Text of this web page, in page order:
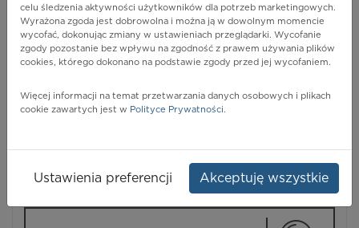
POKAŻ FILTRY
Pharmindex
celu śledzenia aktywności użytkowników dla potrzeb marketingowych.
Wyrażona zgoda jest dobrowolna i można ją w dowolnym momencie
wycofać, dokonując zmiany w ustawieniach przeglądarki. Wycofanie
zgody pozostanie bez wpływu na zgodność z prawem używania plików
cookies, którego dokonano na podstawie zgody przed jej wycofaniem.
Więcej informacji na temat przetwarzania danych osobowych i plikach
cookie zawartych jest w Polityce Prywatności.
Ustawienia preferencji Akceptuję wszystkie